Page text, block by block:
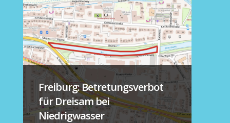
Freiburg: Betretungsverbot
für Dreisam bei
Niedrigwasser